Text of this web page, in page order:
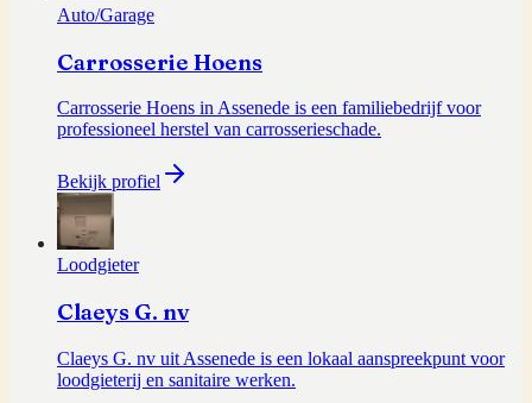
Auto/Garage
Carrosserie Hoens
Carrosserie Hoens in Assenede is een familiebedrijf voor
professioneel herstel van carrosserieschade.
Bekijk profiel
Loodgieter
Claeys G. nv
Claeys G. nv uit Assenede is een lokaal aanspreekpunt voor
loodgieterij en sanitaire werken.